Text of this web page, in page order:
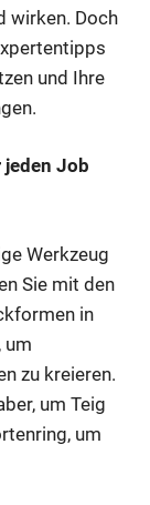
wirken. Doch
und Ihre
jeden Job
Werkzeug
Sie mit den
in
um
zu kreieren.
um Teig
um